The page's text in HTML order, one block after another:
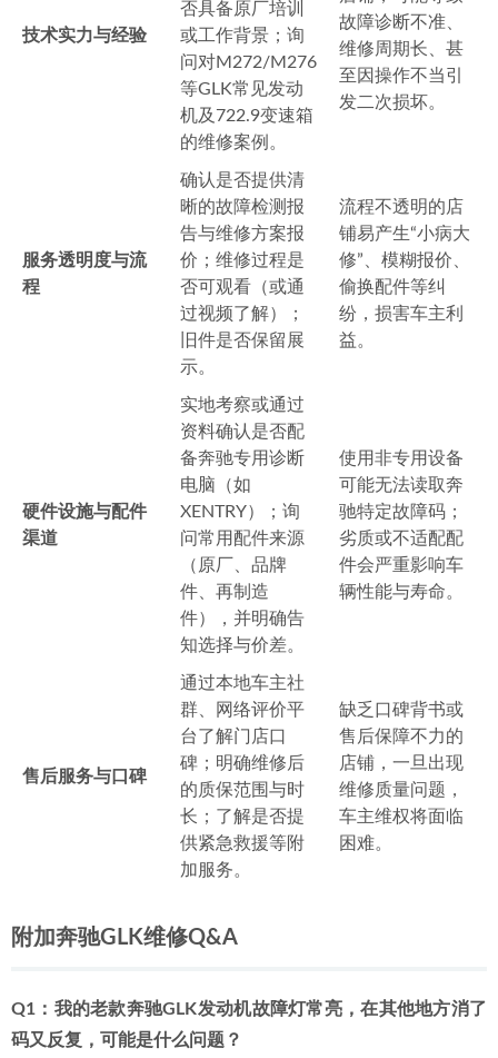
技术实力与经验
否具备原厂培训
或工作背景；询
问对M272/M276
等GLK常见发动
机及722.9变速箱
的维修案例。
故障诊断不准、
维修周期长、甚
至因操作不当引
发二次损坏。
服务透明度与流
程
确认是否提供清
晰的故障检测报
告与维修方案报
价；维修过程是
否可观看（或通
过视频了解）；
旧件是否保留展
示。
流程不透明的店
铺易产生“小病大
修”、模糊报价、
偷换配件等纠
纷，损害车主利
益。
硬件设施与配件
渠道
实地考察或通过
资料确认是否配
备奔驰专用诊断
电脑（如
XENTRY）；询
问常用配件来源
（原厂、品牌
件、再制造
件），并明确告
知选择与价差。
使用非专用设备
可能无法读取奔
驰特定故障码；
劣质或不适配配
件会严重影响车
辆性能与寿命。
售后服务与口碑
通过本地车主社
群、网络评价平
台了解门店口
碑；明确维修后
的质保范围与时
长；了解是否提
供紧急救援等附
加服务。
缺乏口碑背书或
售后保障不力的
店铺，一旦出现
维修质量问题，
车主维权将面临
困难。
附加奔驰GLK维修Q&A
Q1：我的老款奔驰GLK发动机故障灯常亮，在其他地方消了
码又反复，可能是什么问题？